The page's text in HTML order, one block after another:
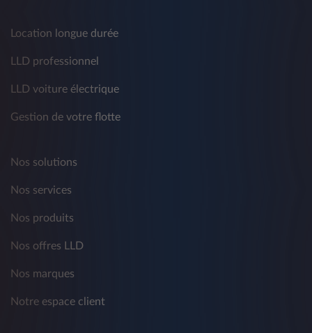
Location longue durée
LLD professionnel
LLD voiture électrique
Gestion de votre flotte
Nos solutions
Nos services
Nos produits
Nos offres LLD
Nos marques
Notre espace client